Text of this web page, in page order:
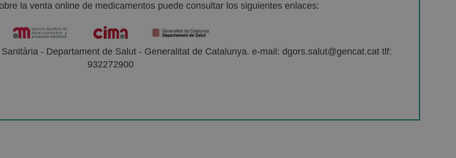
la venta online de medicamentos puede consultar los siguientes enlaces:
- Departament de Salut - Generalitat de Catalunya. e-mail: dgors.salut@gencat.cat tlf:
932272900